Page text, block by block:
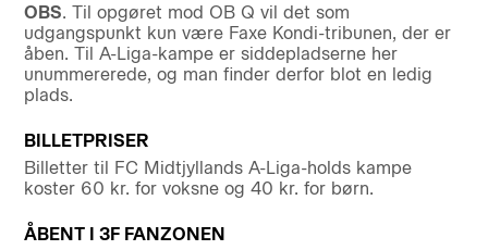
OBS. Til opgøret mod OB Q vil det som
udgangspunkt kun være Faxe Kondi-tribunen, der er
åben. Til A-Liga-kampe er siddepladserne her
unummererede, og man finder derfor blot en ledig
plads.
BILLETPRISER
Billetter til FC Midtjyllands A-Liga-holds kampe
koster 60 kr. for voksne og 40 kr. for børn.
ÅBENT I 3F FANZONEN